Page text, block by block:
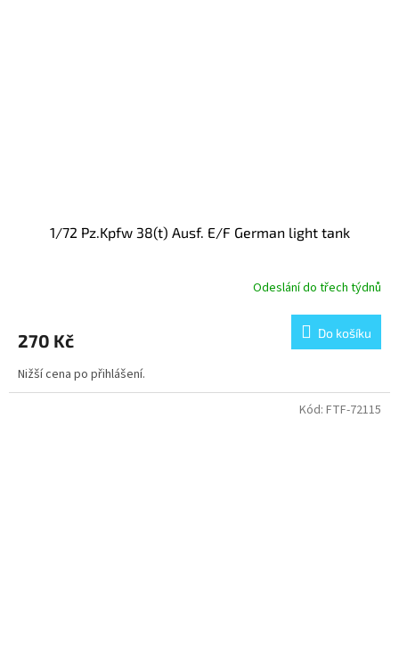
1/72 Pz.Kpfw 38(t) Ausf. E/F German light tank
Odeslání do třech týdnů
270 Kč Do košíku
Nižší cena po přihlášení.
Kód: FTF-72115